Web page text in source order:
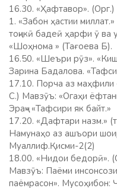
16.30. «Ҳафтавор».
1. «Забон ҳастии
тоҷикӣ бадеӣ ҳарфи ӯ
«Шоҳнома » (Тағоева Б).
16.50. «Шеъри рӯз».
Зарина Бадалова.
17.10. Порча аз
С.) Мавзӯъ: «Огаҳи
Эраҷ» «Тафсири як байт.»
17.20. «Дафтари назм.»
Намунаҳо аз ашъори
Муаллиф.Қисми-2(2)
18.00. «Нидои бедорӣ».
Мавзӯъ: Паёми
паёмрасон».